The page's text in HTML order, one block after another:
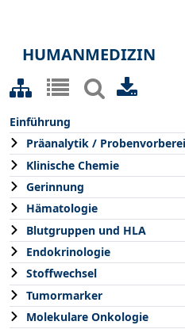
HUMANMEDIZIN
Einführung
Präanalytik /
Klinische Chemie
Gerinnung
Hämatologie
Blutgruppen und HLA
Endokrinologie
Stoffwechsel
Tumormarker
Molekulare Onkologie